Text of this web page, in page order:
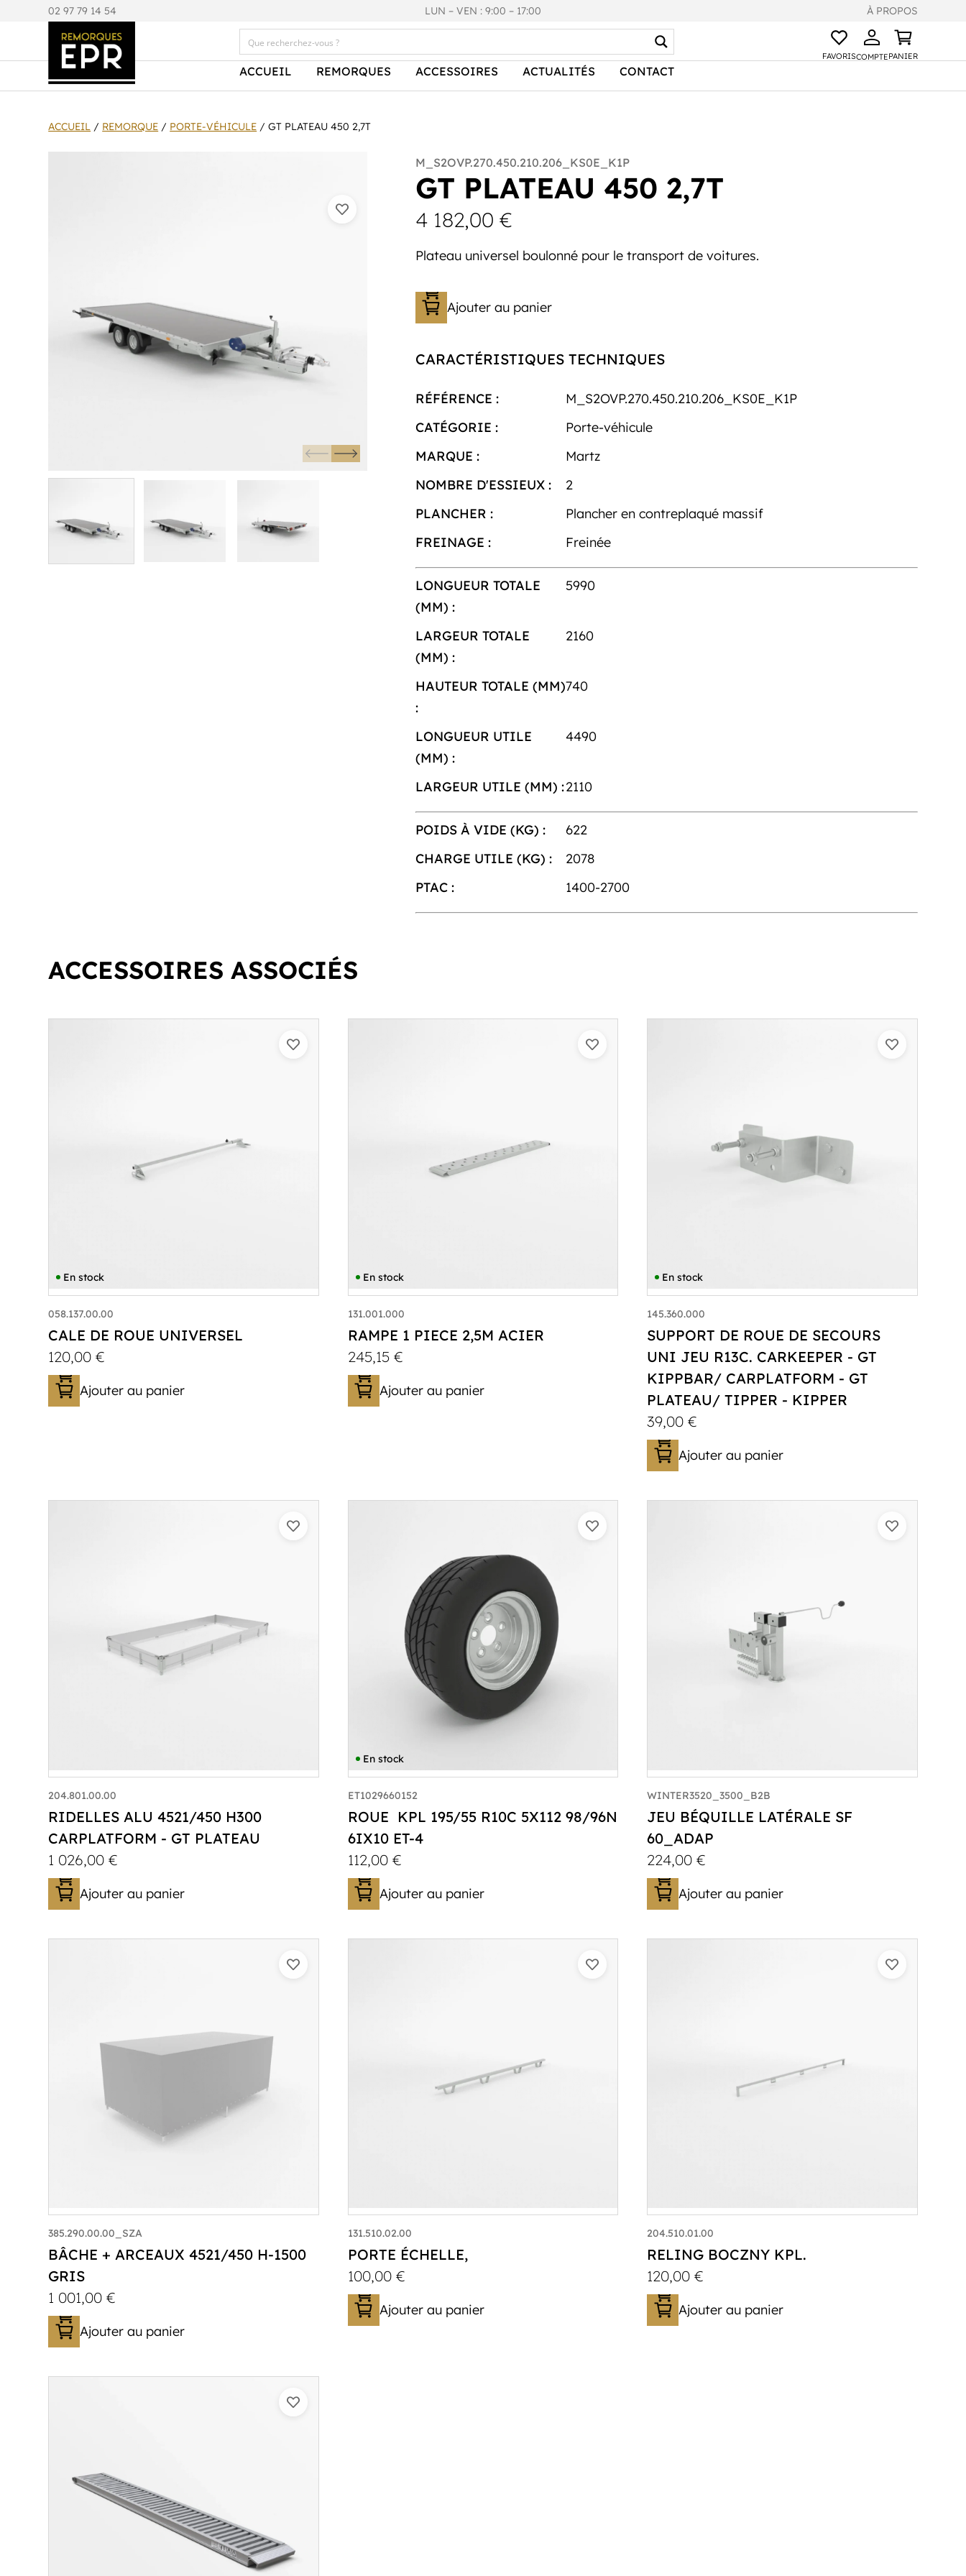
02 97 79 14 54 LUN – VEN : 9:00 – 17:00 À PROPOS
ACCUEIL REMORQUES ACCESSOIRES ACTUALITÉS CONTACT
FAVORISCOMPTEPANIER
ACCUEIL / REMORQUE / PORTE-VÉHICULE / GT PLATEAU 450 2,7T
M_S2OVP.270.450.210.206_KS0E_K1P
GT PLATEAU 450 2,7T
4 182,00 €
Plateau universel boulonné pour le transport de voitures.
Ajouter au panier
CARACTÉRISTIQUES TECHNIQUES
RÉFÉRENCE :
M_S2OVP.270.450.210.206_KS0E_K1P
CATÉGORIE :
Porte-véhicule
MARQUE :
Martz
NOMBRE D'ESSIEUX :
2
PLANCHER :
Plancher en contreplaqué massif
FREINAGE :
Freinée
LONGUEUR TOTALE
(MM) :
5990
LARGEUR TOTALE
(MM) :
2160
HAUTEUR TOTALE (MM)
:
740
LONGUEUR UTILE
(MM) :
4490
LARGEUR UTILE (MM) :2110
POIDS À VIDE (KG) :
622
CHARGE UTILE (KG) :
2078
PTAC :
1400-2700
ACCESSOIRES ASSOCIÉS
En stock
058.137.00.00
CALE DE ROUE UNIVERSEL
120,00€
Ajouter au panier
En stock
131.001.000
RAMPE 1 PIECE 2,5M ACIER
245,15 €
Ajouter au panier
En stock
145.360.000
SUPPORT DE ROUE DE SECOURS
UNI JEU R13C. CARKEEPER - GT
KIPPBAR/ CARPLATFORM - GT
PLATEAU/ TIPPER - KIPPER
39,00€
Ajouter au panier
204.801.00.00
RIDELLES ALU 4521/450 H300
CARPLATFORM - GT PLATEAU
1 026,00€
Ajouter au panier
En stock
ET1029660152
ROUE KPL 195/55 R10C 5X112 98/96N
6IX10 ET-4
112,00 €
Ajouter au panier
WINTER3520_3500_B2B
JEU BÉQUILLE LATÉRALE SF
60_ADAP
224,00€
Ajouter au panier
385.290.00.00_SZA
BÂCHE + ARCEAUX 4521/450 H-1500
GRIS
1 001,00€
Ajouter au panier
131.510.02.00
PORTE ÉCHELLE,
100,00 €
Ajouter au panier
204.510.01.00
RELING BOCZNY KPL.
120,00€
Ajouter au panier